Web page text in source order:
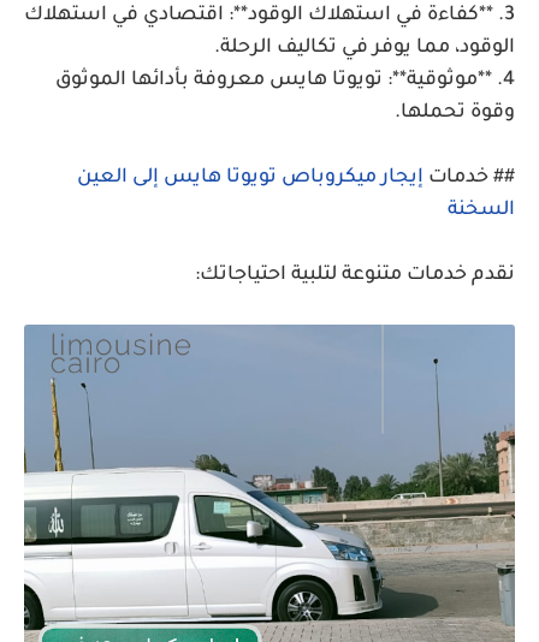
3. **كفاءة في استهلاك الوقود**: اقتصادي في استهلاك
الوقود، مما يوفر في تكاليف الرحلة.
4. **موثوقية**: تويوتا هايس معروفة بأدائها الموثوق
وقوة تحملها.
## خدمات إيجار ميكروباص تويوتا هايس إلى العين
السخنة
نقدم خدمات متنوعة لتلبية احتياجاتك: